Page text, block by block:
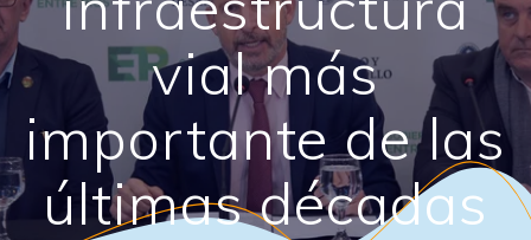
vial más
importante de las
últimas décadas